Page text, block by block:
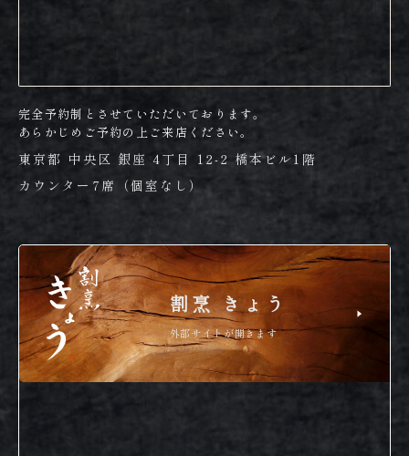
完全予約制とさせていただいております。
あらかじめご予約の上ご来店ください。
東京都 中央区 銀座 4丁目 12-2 橋本ビル1階
カウンター7席（個室なし）
割烹 きょう
外部サイトが開きます